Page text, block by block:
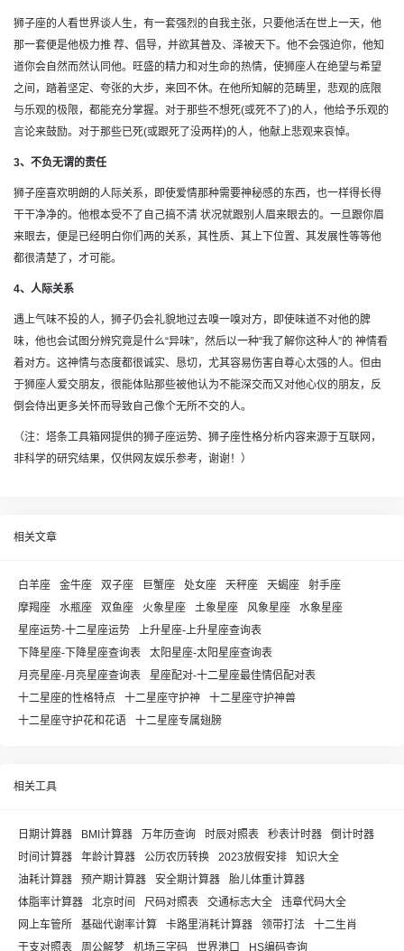
狮子座的人看世界谈人生，有一套强烈的自我主张，只要他活在世上一天，他
那一套便是他极力推 荐、倡导，并欲其普及、泽被天下。他不会强迫你，他知
道你会自然而然认同他。旺盛的精力和对生命的热情，使狮座人在绝望与希望
之间，踏着坚定、夸张的大步，来回不休。在他所知解的范畴里，悲观的底限
与乐观的极限，都能充分掌握。对于那些不想死(或死不了)的人，他给予乐观的
言论来鼓励。对于那些已死(或跟死了没两样)的人，他献上悲观来哀悼。
3、不负无谓的责任
狮子座喜欢明朗的人际关系，即使爱情那种需要神秘感的东西，也一样得长得
干干净净的。他根本受不了自己搞不清 状况就跟别人眉来眼去的。一旦跟你眉
来眼去，便是已经明白你们两的关系，其性质、其上下位置、其发展性等等他
都很清楚了，才可能。
4、人际关系
遇上气味不投的人，狮子仍会礼貌地过去嗅一嗅对方，即使味道不对他的脾
味，他也会试图分辨究竟是什么“异味”，然后以一种“我了解你这种人”的 神情看
着对方。这神情与态度都很诚实、恳切，尤其容易伤害自尊心太强的人。但由
于狮座人爱交朋友，很能体贴那些被他认为不能深交而又对他心仪的朋友，反
倒会侍出更多关怀而导致自己像个无所不交的人。
（注：塔条工具箱网提供的狮子座运势、狮子座性格分析内容来源于互联网，
非科学的研究结果，仅供网友娱乐参考，谢谢！）
相关文章
白羊座 金牛座 双子座 巨蟹座 处女座 天秤座 天蝎座
射手座
摩羯座
水瓶座 双鱼座 火象星座 土象星座 风象星座
水象星座
星座运势-十二星座运势
上升星座-上升星座查询表
下降星座-下降星座查询表
太阳星座-太阳星座查询表
月亮星座-月亮星座查询表
星座配对-十二星座最佳情侣配对表
十二星座的性格特点
十二星座守护神
十二星座守护神兽
十二星座守护花和花语
十二星座专属翅膀
相关工具
日期计算器 BMI计算器 万年历查询 时辰对照表 秒表计时器
倒计时器
时间计算器
年龄计算器 公历农历转换 2023放假安排
知识大全
油耗计算器
预产期计算器 安全期计算器
胎儿体重计算器
体脂率计算器
北京时间 尺码对照表 交通标志大全
违章代码大全
网上车管所
基础代谢率计算 卡路里消耗计算器 领带打法
十二生肖
干支对照表
周公解梦 机场三字码 世界港口 HS编码查询